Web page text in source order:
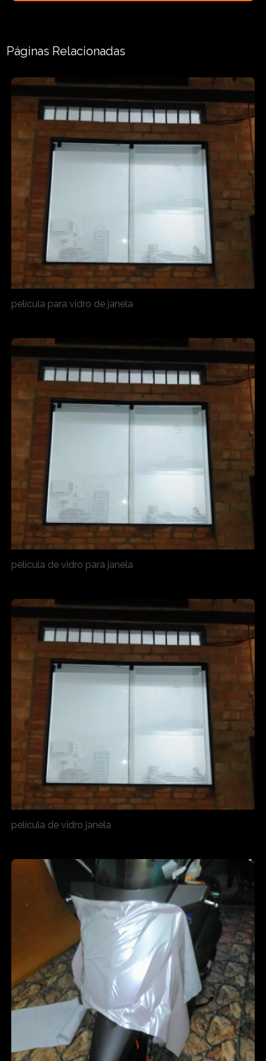
Páginas Relacionadas
película para vidro de janela
película de vidro para janela
película de vidro janela